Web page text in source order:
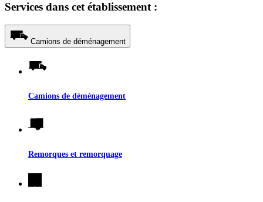
Services dans cet établissement :
Camions de déménagement
Camions de déménagement
Remorques et remorquage